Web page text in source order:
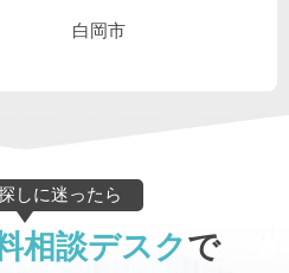
白岡市
しに迷ったら
相談デスクで